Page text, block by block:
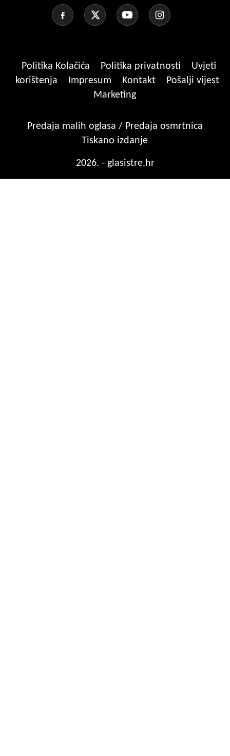
Politika Kolačića Politika privatnosti
Uvjeti
korištenja
Impresum Kontakt
Pošalji vijest
Marketing
Predaja malih oglasa / Predaja osmrtnica
Tiskano izdanje
2026. - glasistre.hr